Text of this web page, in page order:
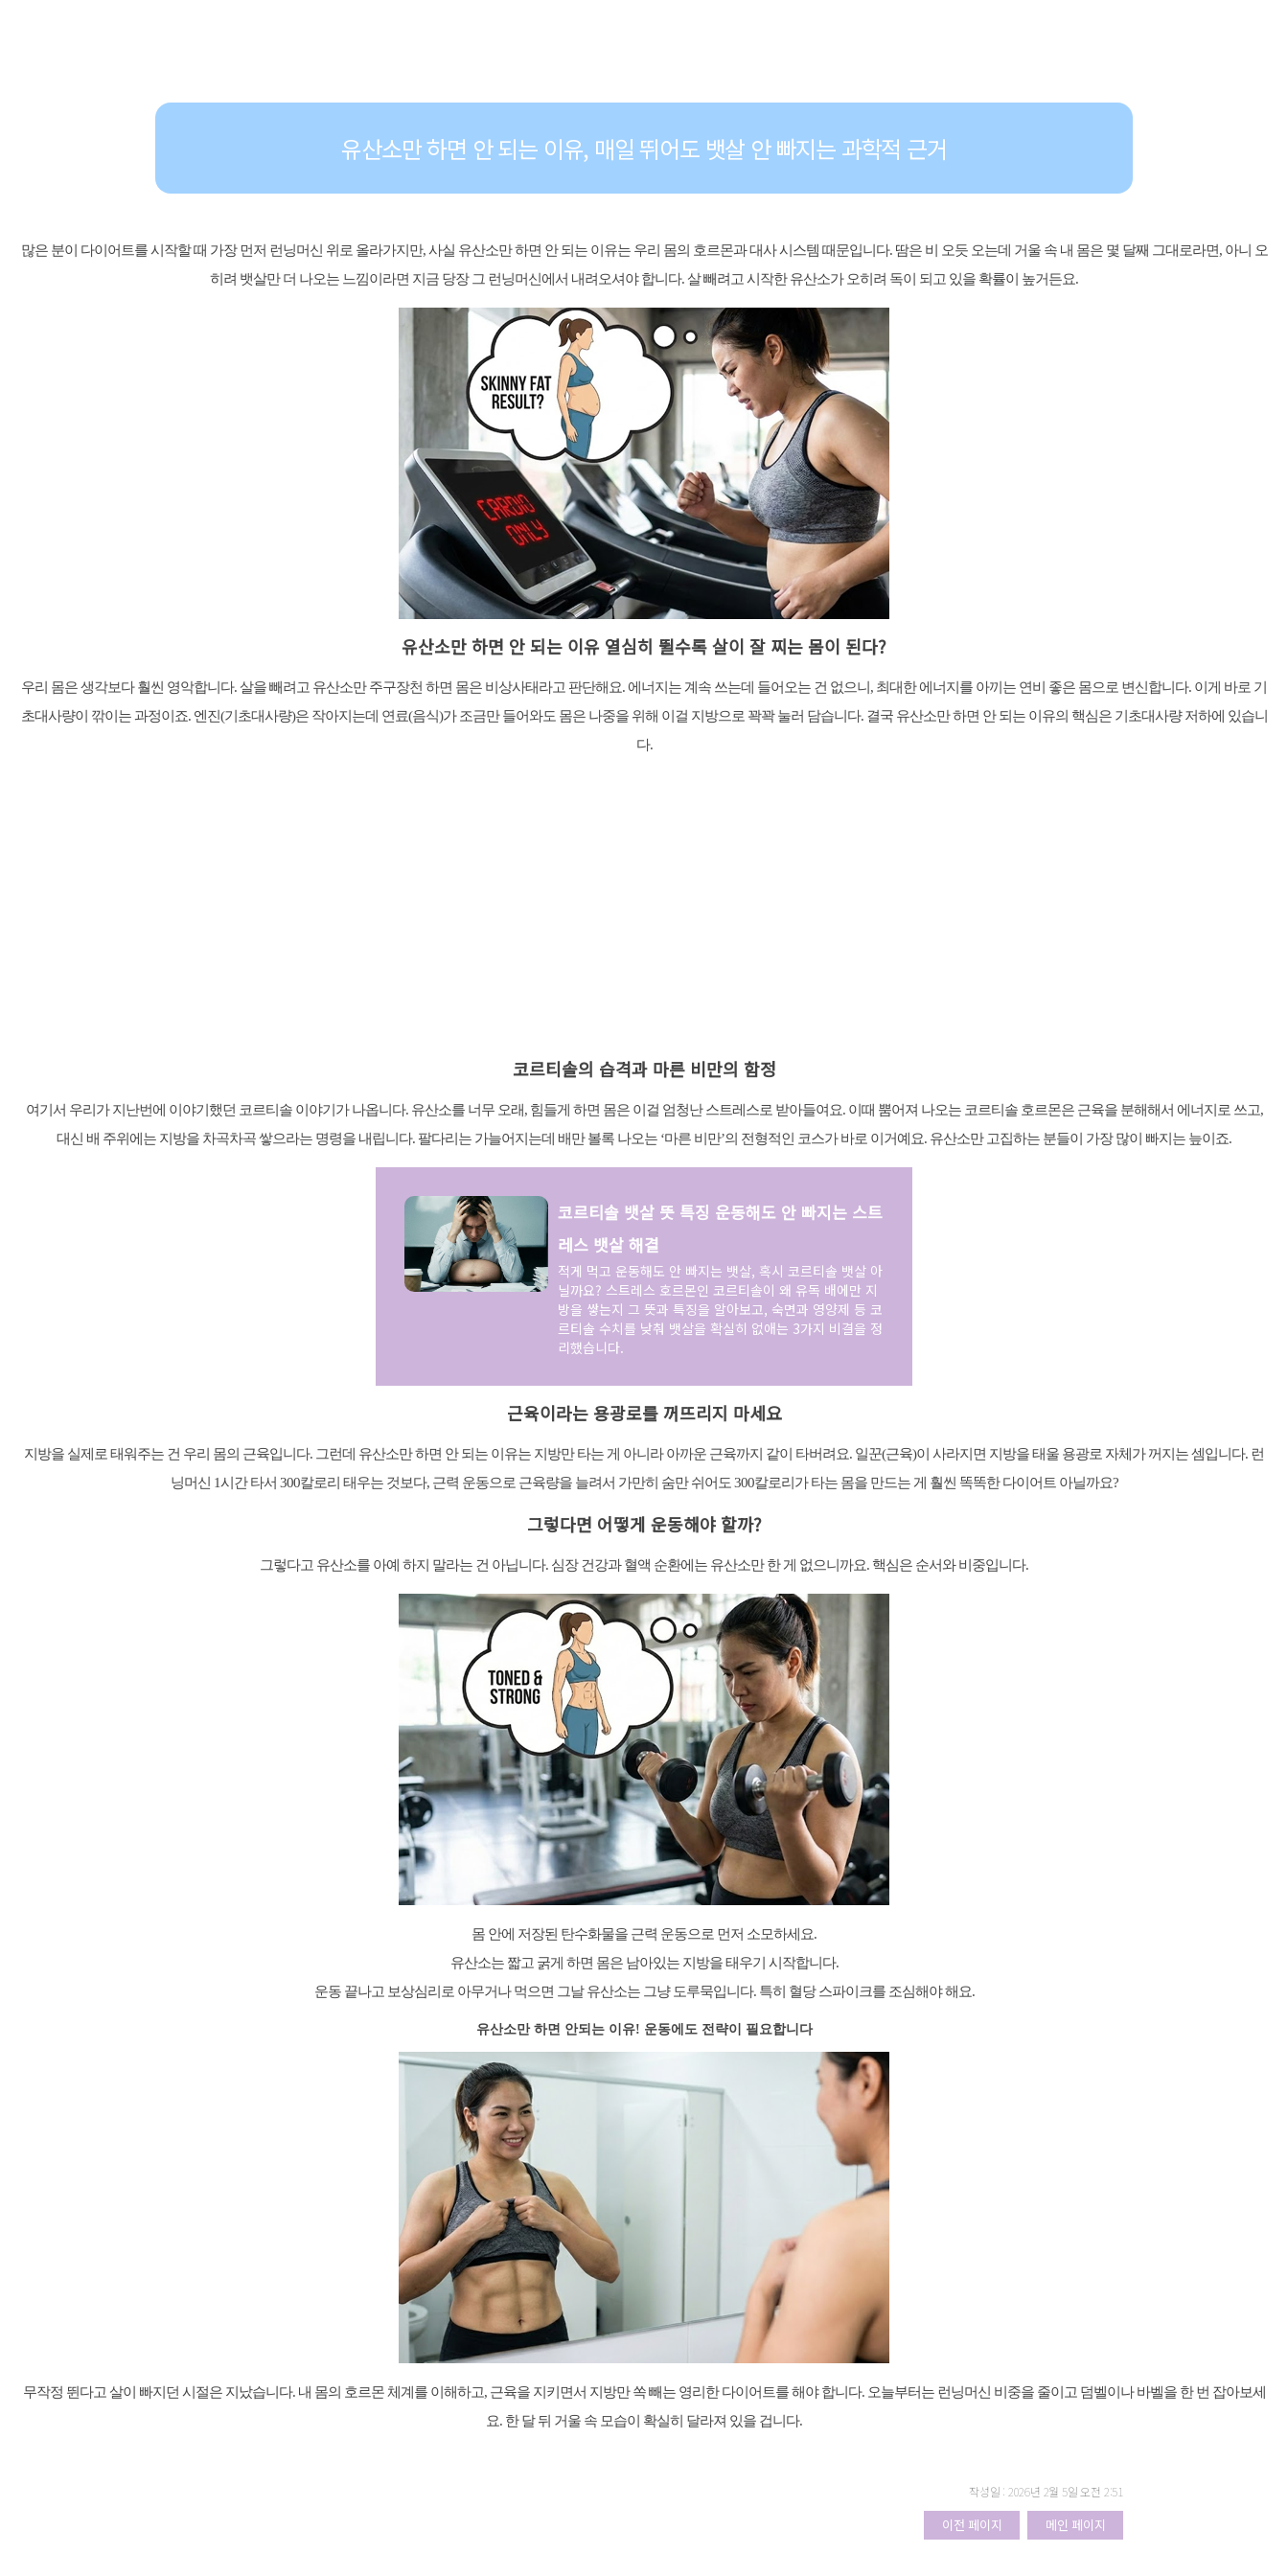
유산소만 하면 안 되는 이유, 매일 뛰어도 뱃살 안 빠지는 과학적 근거
많은 분이 다이어트를 시작할 때 가장 먼저 런닝머신 위로 올라가지만, 사실 유산소만 하면 안 되는 이유는 우리 몸의 호르몬과 대사 시스템 때문입니다. 땀은 비 오듯 오는데 거울 속 내 몸은 몇 달째 그대로라면, 아니 오
히려 뱃살만 더 나오는 느낌이라면 지금 당장 그 런닝머신에서 내려오셔야 합니다. 살 빼려고 시작한 유산소가 오히려 독이 되고 있을 확률이 높거든요.
유산소만 하면 안 되는 이유 열심히 뛸수록 살이 잘 찌는 몸이 된다?
우리 몸은 생각보다 훨씬 영악합니다. 살을 빼려고 유산소만 주구장천 하면 몸은 비상사태라고 판단해요. 에너지는 계속 쓰는데 들어오는 건 없으니, 최대한 에너지를 아끼는 연비 좋은 몸으로 변신합니다. 이게 바로 기
초대사량이 깎이는 과정이죠. 엔진(기초대사량)은 작아지는데 연료(음식)가 조금만 들어와도 몸은 나중을 위해 이걸 지방으로 꽉꽉 눌러 담습니다. 결국 유산소만 하면 안 되는 이유의 핵심은 기초대사량 저하에 있습니
다.
코르티솔의 습격과 마른 비만의 함정
여기서 우리가 지난번에 이야기했던 코르티솔 이야기가 나옵니다. 유산소를 너무 오래, 힘들게 하면 몸은 이걸 엄청난 스트레스로 받아들여요. 이때 뿜어져 나오는 코르티솔 호르몬은 근육을 분해해서 에너지로 쓰고,
대신 배 주위에는 지방을 차곡차곡 쌓으라는 명령을 내립니다. 팔다리는 가늘어지는데 배만 볼록 나오는 ‘마른 비만’의 전형적인 코스가 바로 이거예요. 유산소만 고집하는 분들이 가장 많이 빠지는 늪이죠.
코르티솔 뱃살 뜻 특징 운동해도 안 빠지는 스트
레스 뱃살 해결
적게 먹고 운동해도 안 빠지는 뱃살, 혹시 코르티솔 뱃살 아
닐까요? 스트레스 호르몬인 코르티솔이 왜 유독 배에만 지
방을 쌓는지 그 뜻과 특징을 알아보고, 숙면과 영양제 등 코
르티솔 수치를 낮춰 뱃살을 확실히 없애는 3가지 비결을 정
리했습니다.
근육이라는 용광로를 꺼뜨리지 마세요
지방을 실제로 태워주는 건 우리 몸의 근육입니다. 그런데 유산소만 하면 안 되는 이유는 지방만 타는 게 아니라 아까운 근육까지 같이 타버려요. 일꾼(근육)이 사라지면 지방을 태울 용광로 자체가 꺼지는 셈입니다. 런
닝머신 1시간 타서 300칼로리 태우는 것보다, 근력 운동으로 근육량을 늘려서 가만히 숨만 쉬어도 300칼로리가 타는 몸을 만드는 게 훨씬 똑똑한 다이어트 아닐까요?
그렇다면 어떻게 운동해야 할까?
그렇다고 유산소를 아예 하지 말라는 건 아닙니다. 심장 건강과 혈액 순환에는 유산소만 한 게 없으니까요. 핵심은 순서와 비중입니다.
몸 안에 저장된 탄수화물을 근력 운동으로 먼저 소모하세요.
유산소는 짧고 굵게 하면 몸은 남아있는 지방을 태우기 시작합니다.
운동 끝나고 보상심리로 아무거나 먹으면 그날 유산소는 그냥 도루묵입니다. 특히 혈당 스파이크를 조심해야 해요.
유산소만 하면 안되는 이유! 운동에도 전략이 필요합니다
무작정 뛴다고 살이 빠지던 시절은 지났습니다. 내 몸의 호르몬 체계를 이해하고, 근육을 지키면서 지방만 쏙 빼는 영리한 다이어트를 해야 합니다. 오늘부터는 런닝머신 비중을 줄이고 덤벨이나 바벨을 한 번 잡아보세
요. 한 달 뒤 거울 속 모습이 확실히 달라져 있을 겁니다.
작성일 : 2026년 2월 5일 오전 2:51
이전 페이지 메인 페이지